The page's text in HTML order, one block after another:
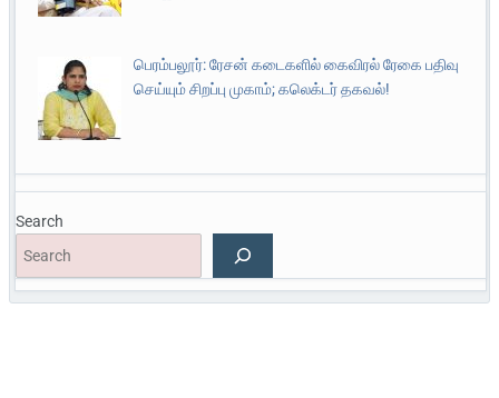
பெரம்பலூர்: ரேசன் கடைகளில் கைவிரல் ரேகை பதிவு
செய்யும் சிறப்பு முகாம்; கலெக்டர் தகவல்!
Search